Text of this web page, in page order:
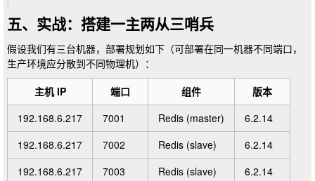
五、实战：搭建一主两从三哨兵
假设我们有三台机器，部署规划如下（可部署在同一机器不同端口，
生产环境应分散到不同物理机）：
主机 IP
端口 组件
版本
192.168.6.217
7001 Redis (master)
6.2.14
192.168.6.217
7002 Redis (slave)
6.2.14
192.168.6.217
7003 Redis (slave)
6.2.14